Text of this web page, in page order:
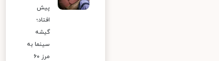
پیش
افتاد؛
گیشه
سینما به
مرز ۶۰